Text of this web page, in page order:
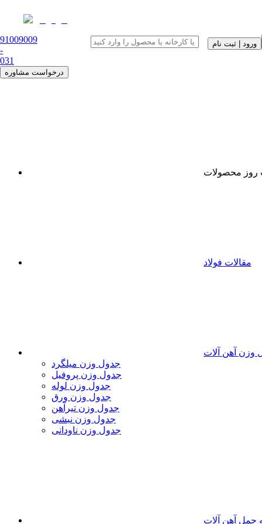
91009009
-
031
درخواست مشاوره
ورود | ثبت نام
روز محصولات
مقالات فولاد
وزن آهن آلات
جدول وزن میلگرد
جدول وزن پروفیل
جدول وزن لوله
جدول وزن ورق
جدول وزن تیرآهن
جدول وزن نبشی
جدول وزن ناودانی
حمل آهن آلات